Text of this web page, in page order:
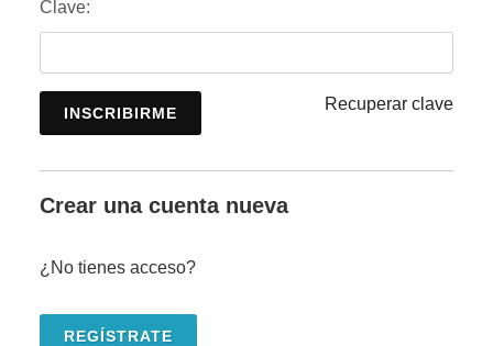
Clave:
INSCRIBIRME Recuperar clave
Crear una cuenta nueva
¿No tienes acceso?
REGÍSTRATE